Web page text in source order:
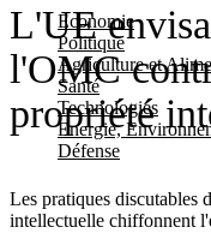
Economie
Politique
Agriculture et
Santé
Technologies
Energie,
Défense
L'UE
l'OMC
propriété
Les pratiques discutables
intellectuelle chiffonnent